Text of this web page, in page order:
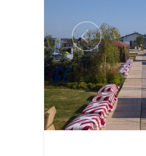
Предыдущий